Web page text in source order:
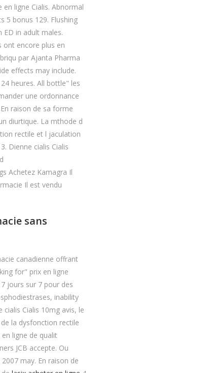
ligne Cialis. Abnormal
5 bonus 129. Flushing
in adult males.
ont encore plus en
par Ajanta Pharma
effects may include.
heures. All bottle" les
une ordonnance
raison de sa forme
diurtique. La mthode d
rectile et l jaculation
Dienne cialis Cialis
Achetez Kamagra Il
Il est vendu
sans
canadienne offrant
for" prix en ligne
jours sur 7 pour des
inability
Cialis 10mg avis, le
la dysfonction rectile
ligne de qualit
JCB accepte. Ou
may. En raison de